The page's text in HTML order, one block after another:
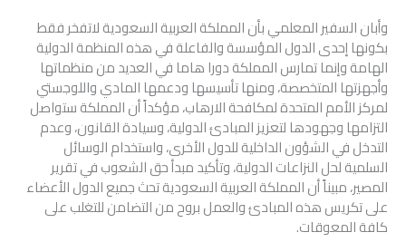
وأبان السفير المعلمي بأن المملكة العربية السعودية لاتفخر فقط
بكونها إحدى الدول المؤسسة والفاعلة في هذه المنظمة الدولية
الهامة وإنما تمارس المملكة دورا هاما في العديد من منظماتها
وأجهزتها المتخصصة، ومنها تأسيسها ودعمها المادي واللوجستي
لمركز الأمم المتحدة لمكافحة الارهاب، مؤكداً أن المملكة ستواصل
التزامها وجهودها لتعزيز المبادئ الدولية، وسيادة القانون، وعدم
التدخل في الشؤون الداخلية للدول الأخرى، واستخدام الوسائل
السلمية لحل النزاعات الدولية، وتأكيد مبدأ حق الشعوب في تقرير
المصير، مبيناً أن المملكة العربية السعودية تحث جميع الدول الأعضاء
على تكريس هذه المبادئ والعمل بروح من التضامن للتغلب على
كافة المعوقات.